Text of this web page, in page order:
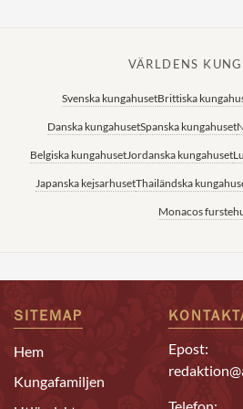
VÄRLDENS
Svenska kungahusetBrittiska
Danska kungahusetSpanska kungahuset
Belgiska kungahusetJordanska kungahuset
Japanska kejsarhusetThailändska
Monacos
SITEMAP
Hem
Kungafamiljen
Epost: